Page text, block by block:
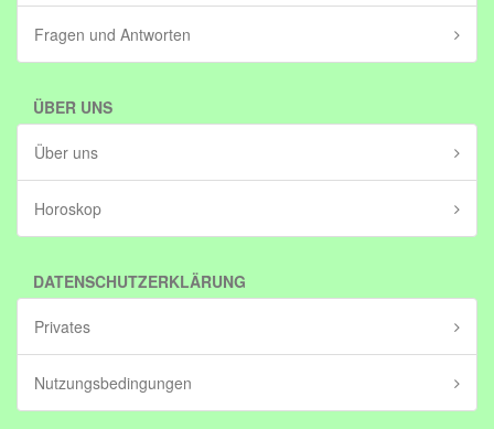
Fragen und Antworten
ÜBER UNS
Über uns
Horoskop
DATENSCHUTZERKLÄRUNG
Privates
Nutzungsbedingungen